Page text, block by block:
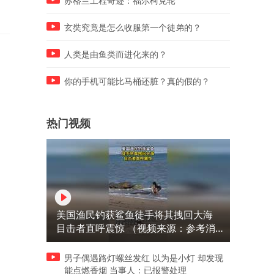
玄奘究竟是怎么收服第一个徒弟的？
人类是由鱼类而进化来的？
你的手机可能比马桶还脏？真的假的？
热门视频
美国渔民钓获鲨鱼徒手将其拽回大海
目击者直呼震惊 （视频来源：参考消
息）
男子偶遇路灯螺丝发红 以为是小灯 却发现
能点燃香烟 当事人：已报警处理